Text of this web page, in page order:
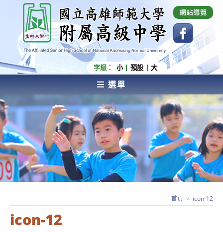
內
容
國立高雄師範大學附屬高級中學 Affiliated Senior
High School of National Kaohsiung Normal
University
字級： 小 預設 大
選單
AFFILIATED SENIOR HIGH SCHOOL OF NATIONAL
KAOHSIUNG NORMAL UNIVERSITY
icon-12
首頁 > icon-12